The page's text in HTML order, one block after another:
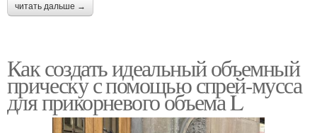
читать дальше →
Как создать идеальный объемный
прическу с помощью спрей-мусса
для прикорневого объема L